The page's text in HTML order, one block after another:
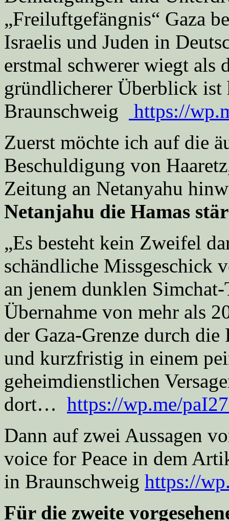
„Freiluftgefängnis“ Gaza
Israelis und Juden in
erstmal schwerer wiegt als
gründlicherer Überblick ist
Braunschweig
https://
Zuerst möchte ich auf die
Beschuldigung von
Zeitung an Netanyahu
Netanjahu die Hamas
„Es besteht kein Zweifel
schändliche Missgeschick
an jenem dunklen
Übernahme von mehr als
der Gaza-Grenze durch
und kurzfristig in einem
geheimdienstlichen
dort… https://wp.me/
Dann auf zwei Aussagen
voice for Peace in dem
in Braunschweig https://
Für die zweite